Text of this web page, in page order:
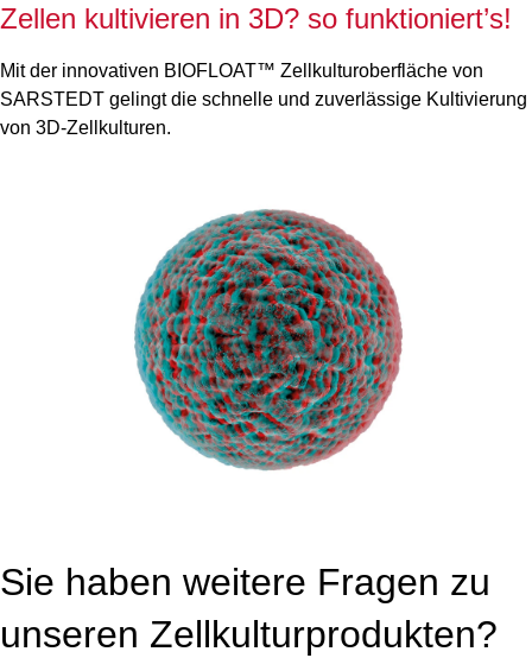
Zellen kultivieren in 3D? so funktioniert’s!
Mit der innovativen BIOFLOAT™ Zellkulturoberfläche von
SARSTEDT gelingt die schnelle und zuverlässige Kultivierung
von 3D-Zellkulturen.
Sie haben weitere Fragen zu
unseren Zellkulturprodukten?